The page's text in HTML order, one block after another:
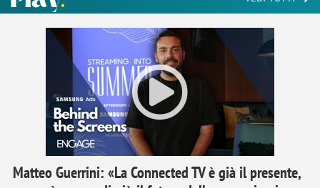
Matteo Guerrini: «La Connected TV è già il presente,